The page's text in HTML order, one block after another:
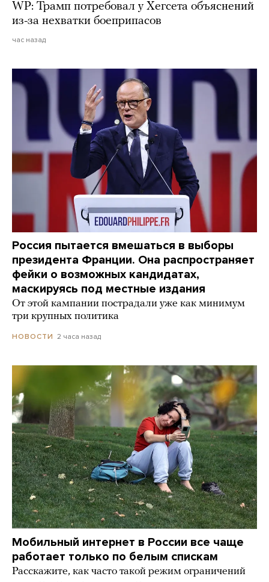
WP: Трамп потребовал у Хегсета объяснений
из-за нехватки боеприпасов
час назад
Россия пытается вмешаться в выборы
президента Франции. Она распространяет
фейки о возможных кандидатах,
маскируясь под местные издания
От этой кампании пострадали уже как минимум
три крупных политика
НОВОСТИ 2 часа назад
Мобильный интернет в России все чаще
работает только по белым спискам
Расскажите, как часто такой режим ограничений